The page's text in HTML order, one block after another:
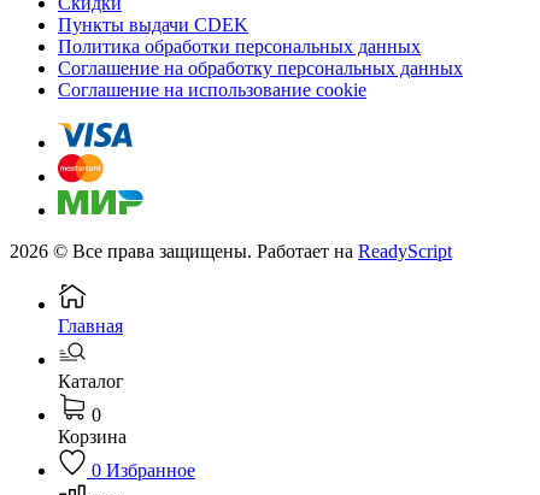
Пункты выдачи CDEK
Политика обработки персональных данных
Соглашение на обработку персональных данных
Соглашение на использование cookie
2026 © Все права защищены. Работает на ReadyScript
Главная
Каталог
0
Корзина
0 Избранное